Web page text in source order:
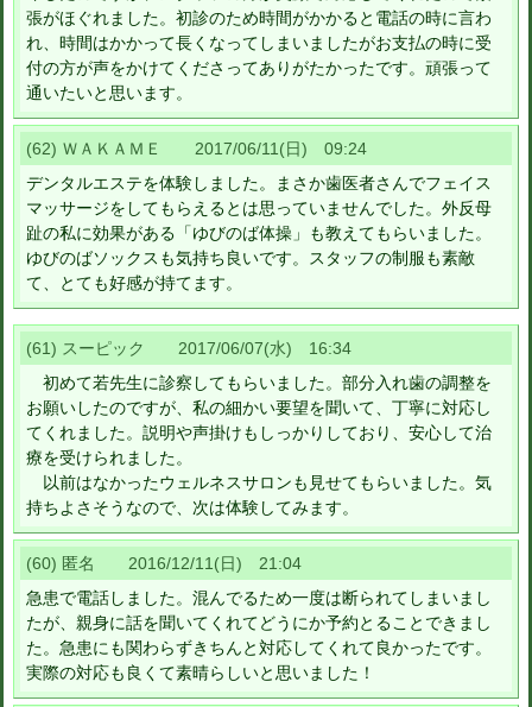
張がほぐれました。初診のため時間がかかると電話の時に言わ
れ、時間はかかって長くなってしまいましたがお支払の時に受
付の方が声をかけてくださってありがたかったです。頑張って
通いたいと思います。
(62) ＷＡＫＡＭＥ 2017/06/11(日) 09:24
デンタルエステを体験しました。まさか歯医者さんでフェイス
マッサージをしてもらえるとは思っていませんでした。外反母
趾の私に効果がある「ゆびのば体操」も教えてもらいました。
ゆびのばソックスも気持ち良いです。スタッフの制服も素敵
て、とても好感が持てます。
(61) スーピック 2017/06/07(水) 16:34
初めて若先生に診察してもらいました。部分入れ歯の調整を
お願いしたのですが、私の細かい要望を聞いて、丁寧に対応し
てくれました。説明や声掛けもしっかりしており、安心して治
療を受けられました。
以前はなかったウェルネスサロンも見せてもらいました。気
持ちよさそうなので、次は体験してみます。
(60) 匿名 2016/12/11(日) 21:04
急患で電話しました。混んでるため一度は断られてしまいまし
たが、親身に話を聞いてくれてどうにか予約とることできまし
た。急患にも関わらずきちんと対応してくれて良かったです。
実際の対応も良くて素晴らしいと思いました！